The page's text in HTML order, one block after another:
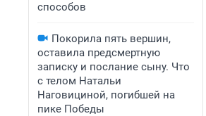
способов
Покорила пять вершин,
оставила предсмертную
записку и послание сыну. Что
с телом Натальи
Наговициной, погибшей на
пике Победы